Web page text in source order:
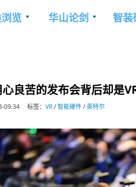
览 华山论剑 智装
良苦的发布会背后却是
09:34 标签： VR/智能硬件/英特尔